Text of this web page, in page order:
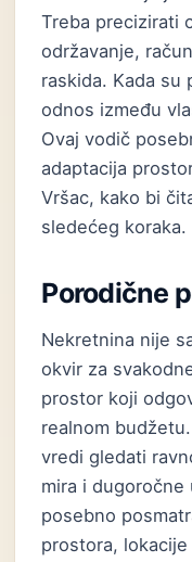
Treba precizirati
održavanje,
raskida. Kada su
odnos između
Ovaj vodič
adaptacija
Vršac, kako bi
sledećeg koraka.
Porodične
Nekretnina nije
okvir za
prostor koji
realnom
vredi gledati
mira i
posebno
prostora,